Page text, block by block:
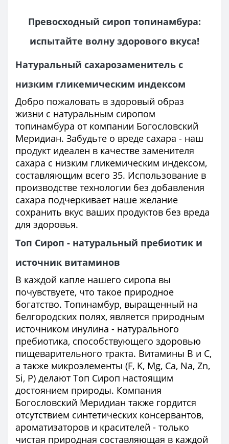
Превосходный сироп топинамбура:
испытайте волну здорового вкуса!
Натуральный сахарозаменитель с
низким гликемическим индексом
Добро пожаловать в здоровый образ
жизни с натуральным сиропом
топинамбура от компании Богословский
Меридиан. Забудьте о вреде сахара - наш
продукт идеален в качестве заменителя
сахара с низким гликемическим индексом,
составляющим всего 35. Использование в
производстве технологии без добавления
сахара подчеркивает наше желание
сохранить вкус ваших продуктов без вреда
для здоровья.
Топ Сироп - натуральный пребиотик и
источник витаминов
В каждой капле нашего сиропа вы
почувствуете, что такое природное
богатство. Топинамбур, выращенный на
белгородских полях, является природным
источником инулина - натурального
пребиотика, способствующего здоровью
пищеварительного тракта. Витамины В и С,
а также микроэлементы (F, K, Mg, Ca, Na, Zn,
Si, P) делают Топ Сироп настоящим
достоянием природы. Компания
Богословский Меридиан также гордится
отсутствием синтетических консервантов,
ароматизаторов и красителей - только
чистая природная составляющая в каждой